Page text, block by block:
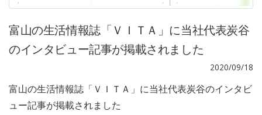
富山の生活情報誌「ＶＩＴＡ」に当社代表炭谷
のインタビュー記事が掲載されました
2020/09/18
富山の生活情報誌「ＶＩＴＡ」に当社代表炭谷のインタビ
ュー記事が掲載されました